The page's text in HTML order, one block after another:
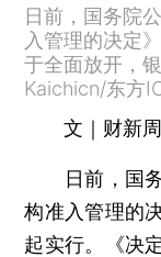
日前，国务院
入管理的决定
于全面放开，
Kaichicn/东方
文｜财新
日前，国务
构准入管理的
起实行。《决